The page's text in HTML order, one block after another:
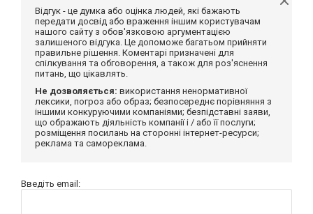
Відгук - це думка або оцінка людей, які бажають
передати досвід або враження іншим користувачам
нашого сайту з обов'язковою аргументацією
залишеного відгука. Це допоможе багатьом прийняти
правильне рішення. Коментарі призначені для
спілкування та обговорення, а також для роз'яснення
питань, що цікавлять.
Не дозволяється: використання ненормативної
лексики, погроз або образ; безпосереднє порівняння з
іншими конкуруючими компаніями; безпідставні заяви,
що ображають діяльність компанії і / або її послуги;
розміщення посилань на сторонні інтернет-ресурси;
реклама та самореклама.
Введіть email: